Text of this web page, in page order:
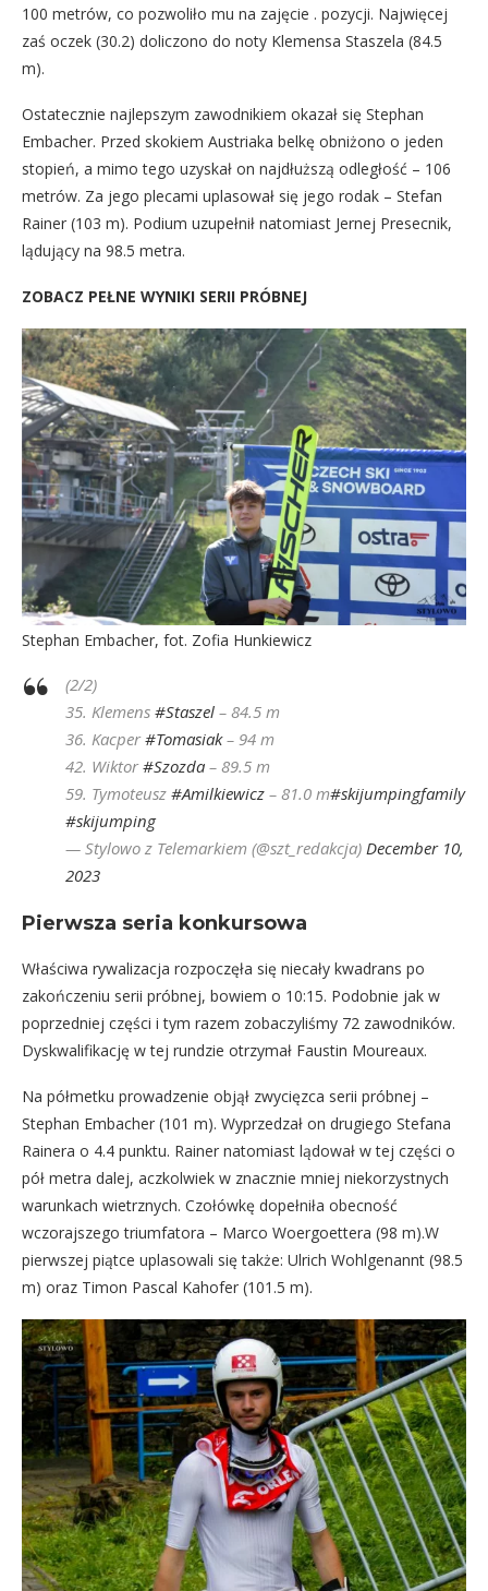
100 metrów, co pozwoliło mu na zajęcie . pozycji. Najwięcej
zaś oczek (30.2) doliczono do noty Klemensa Staszela (84.5
m).
Ostatecznie najlepszym zawodnikiem okazał się Stephan
Embacher. Przed skokiem Austriaka belkę obniżono o jeden
stopień, a mimo tego uzyskał on najdłuższą odległość – 106
metrów. Za jego plecami uplasował się jego rodak – Stefan
Rainer (103 m). Podium uzupełnił natomiast Jernej Presecnik,
lądujący na 98.5 metra.
ZOBACZ PEŁNE WYNIKI SERII PRÓBNEJ
Stephan Embacher, fot. Zofia Hunkiewicz
(2/2)
35. Klemens #Staszel – 84.5 m
36. Kacper#Tomasiak– 94 m
42. Wiktor#Szozda – 89.5 m
59. Tymoteusz #Amilkiewicz – 81.0 m#skijumpingfamily
#skijumping
— Stylowo z Telemarkiem (@szt_redakcja) December 10,
2023
Pierwsza seria konkursowa
Właściwa rywalizacja rozpoczęła się niecały kwadrans po
zakończeniu serii próbnej, bowiem o 10:15. Podobnie jak w
poprzedniej części i tym razem zobaczyliśmy 72 zawodników.
Dyskwalifikację w tej rundzie otrzymał Faustin Moureaux.
Na półmetku prowadzenie objął zwycięzca serii próbnej –
Stephan Embacher (101 m). Wyprzedzał on drugiego Stefana
Rainera o 4.4 punktu. Rainer natomiast lądował w tej części o
pół metra dalej, aczkolwiek w znacznie mniej niekorzystnych
warunkach wietrznych. Czołówkę dopełniła obecność
wczorajszego triumfatora – Marco Woergoettera (98 m).W
pierwszej piątce uplasowali się także: Ulrich Wohlgenannt (98.5
m) oraz Timon Pascal Kahofer (101.5 m).